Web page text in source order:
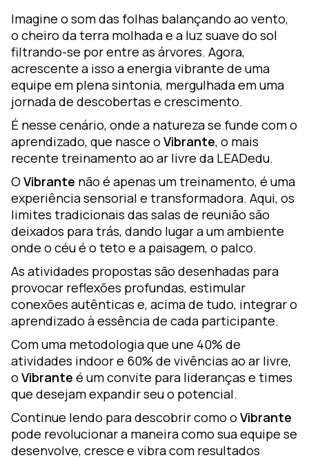
de
—
Imagine o som das folhas balançando ao vento,
o cheiro da terra molhada e a luz suave do sol
filtrando-se por entre as árvores. Agora,
acrescente a isso a energia vibrante de uma
equipe em plena sintonia, mergulhada em uma
jornada de descobertas e crescimento.
É nesse cenário, onde a natureza se funde com o
aprendizado, que nasce o Vibrante, o mais
recente treinamento ao ar livre da LEADedu.
O Vibrante não é apenas um treinamento, é uma
experiência sensorial e transformadora. Aqui, os
limites tradicionais das salas de reunião são
deixados para trás, dando lugar a um ambiente
onde o céu é o teto e a paisagem, o palco.
As atividades propostas são desenhadas para
provocar reflexões profundas, estimular
conexões autênticas e, acima de tudo, integrar o
aprendizado à essência de cada participante.
Com uma metodologia que une 40% de
atividades indoor e 60% de vivências ao ar livre,
o Vibrante é um convite para lideranças e times
que desejam expandir seu o potencial.
Continue lendo para descobrir como o Vibrante
pode revolucionar a maneira como sua equipe se
desenvolve, cresce e vibra com resultados